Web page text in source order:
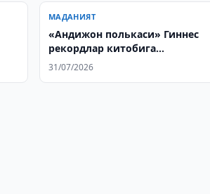
МАДАНИЯТ
«Андижон полькаси» Гиннес
рекордлар китобига
киритилиши учун 730 млн сўм
31/07/2026